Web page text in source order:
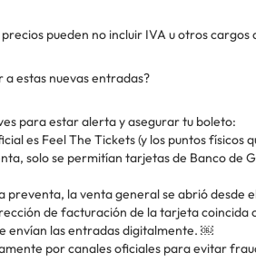
pueden no incluir IVA u otros
a estas nuevas entradas?
para estar alerta y asegurar tu boleto:
es Feel The Tickets (y los puntos físicos
solo se permitían tarjetas de Banco de
preventa, la venta general se abrió desde
de facturación de la tarjeta coincida
envían las entradas digitalmente. ￼
por canales oficiales para evitar